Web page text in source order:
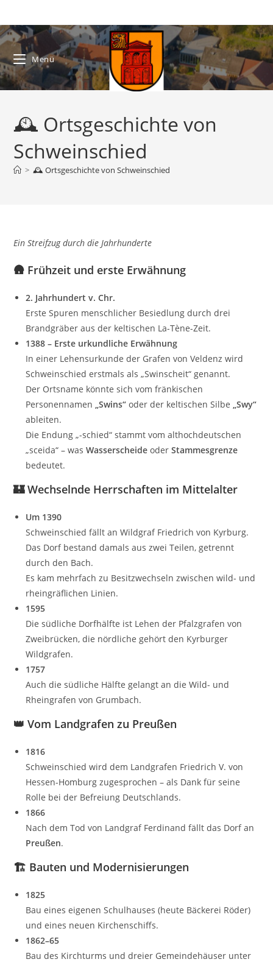
Inhalt
springen
Menü
🕰️ Ortsgeschichte von
Schweinschied
> 🕰️ Ortsgeschichte von Schweinschied
Ein Streifzug durch die Jahrhunderte
🛖 Frühzeit und erste Erwähnung
2. Jahrhundert v. Chr.
Erste Spuren menschlicher Besiedlung durch drei
Brandgräber aus der keltischen La-Tène-Zeit.
1388 – Erste urkundliche Erwähnung
In einer Lehensurkunde der Grafen von Veldenz wird
Schweinschied erstmals als „Swinscheit“ genannt.
Der Ortsname könnte sich vom fränkischen
Personennamen„Swins“ oder der keltischen Silbe„Swy“
ableiten.
Die Endung „-schied“ stammt vom althochdeutschen
„sceida“ – wasWasserscheide oderStammesgrenze
bedeutet.
🏰Wechselnde Herrschaften im Mittelalter
Um 1390
Schweinschied fällt an Wildgraf Friedrich von Kyrburg.
Das Dorf bestand damals aus zwei Teilen, getrennt
durch den Bach.
Es kam mehrfach zu Besitzwechseln zwischen wild- und
rheingräflichen Linien.
1595
Die südliche Dorfhälfte ist Lehen der Pfalzgrafen von
Zweibrücken, die nördliche gehört den Kyrburger
Wildgrafen.
1757
Auch die südliche Hälfte gelangt an die Wild- und
Rheingrafen von Grumbach.
👑Vom Landgrafen zu Preußen
1816
Schweinschied wird dem Landgrafen Friedrich V. von
Hessen-Homburg zugesprochen – als Dank für seine
Rolle bei der Befreiung Deutschlands.
1866
Nach dem Tod von Landgraf Ferdinand fällt das Dorf an
Preußen.
🏗️ Bauten und Modernisierungen
1825
Bau eines eigenen Schulhauses (heute Bäckerei Röder)
und eines neuen Kirchenschiffs.
1862–65
Bau des Kirchturms und dreier Gemeindehäuser unter